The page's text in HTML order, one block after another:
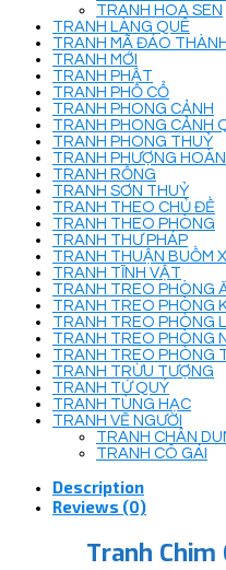
TRANH HOA SEN
TRANH LÀNG QUÊ
TRANH MÃ ĐÁO
TRANH MỚI
TRANH PHẬT
TRANH PHỐ CỔ
TRANH PHONG CẢNH
TRANH PHONG CẢNH
TRANH PHONG THUỶ
TRANH PHƯỢNG
TRANH RỒNG
TRANH SƠN THUỶ
TRANH THEO CHỦ ĐỀ
TRANH THEO PHÒNG
TRANH THƯ PHÁP
TRANH THUẬN BUỒM
TRANH TĨNH VẬT
TRANH TREO PHÒNG
TRANH TREO PHÒNG
TRANH TREO PHÒNG
TRANH TREO PHÒNG
TRANH TREO PHÒNG
TRANH TRỪU TƯỢNG
TRANH TỨ QUÝ
TRANH TÙNG HẠC
TRANH VẼ NGƯỜI
TRANH CHÂN
TRANH CÔ GÁI
Description
Reviews (0)
Tranh Chim